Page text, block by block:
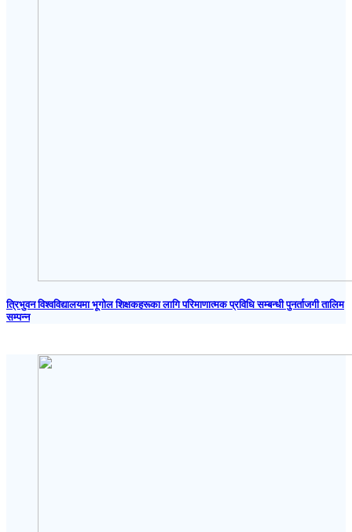
त्रिभुवन विश्वविद्यालयमा भूगोल शिक्षकहरूका लागि परिमाणात्मक प्रविधि सम्बन्धी पुनर्ताजगी तालिम
सम्पन्न